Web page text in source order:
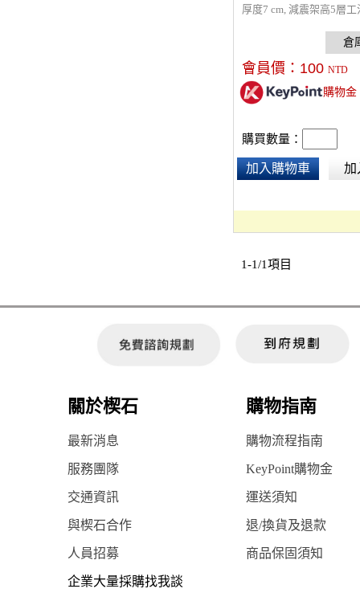
厚度7 cm, 減震架高5層
阻擋大部分聲音，並大
震動及低頻噪音。
板 + MAXBLOCK 阻尼隔
+50mm減振磚+牆體吸音
會員價： 100 NTD
購物金
購買數量：
加入購物車 加
1-1/1項目
關於楔石 購物指南
最新消息 購物流程指南
服務團隊 KeyPoint購物金
交通資訊 運送須知
與楔石合作 退/換貨及退款
人員招募 商品保固須知
企業大量採購找我談